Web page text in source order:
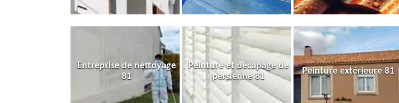
Entreprise de nettoyage
81
Peinture et décapage de
persienne 81
Peinture extérieure 81